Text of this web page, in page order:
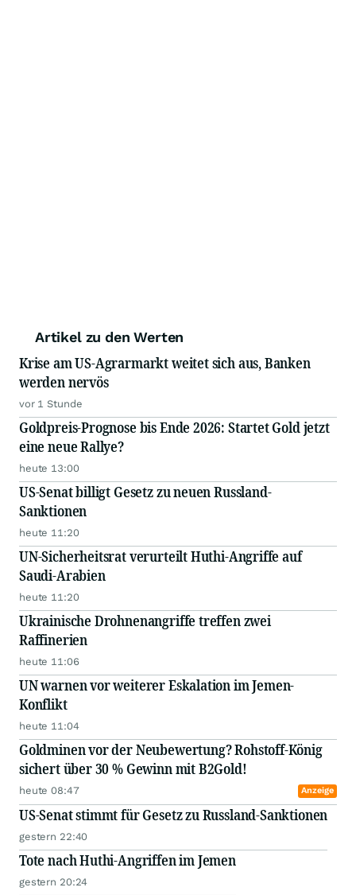
Artikel zu den Werten
Krise am US-Agrarmarkt weitet sich aus, Banken
werden nervös
vor 1 Stunde
Goldpreis-Prognose bis Ende 2026: Startet Gold jetzt
eine neue Rallye?
heute 13:00
US-Senat billigt Gesetz zu neuen Russland-
Sanktionen
heute 11:20
UN-Sicherheitsrat verurteilt Huthi-Angriffe auf
Saudi-Arabien
heute 11:20
Ukrainische Drohnenangriffe treffen zwei
Raffinerien
heute 11:06
UN warnen vor weiterer Eskalation im Jemen-
Konflikt
heute 11:04
Goldminen vor der Neubewertung? Rohstoff-König
sichert über 30 % Gewinn mit B2Gold!
heute 08:47 Anzeige
US-Senat stimmt für Gesetz zu Russland-Sanktionen
gestern 22:40
Tote nach Huthi-Angriffen im Jemen
gestern 20:24